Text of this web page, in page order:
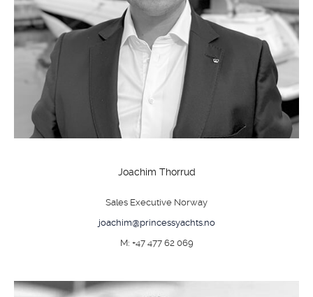
Joachim Thorrud
Sales Executive Norway
joachim@princessyachts.no
M: +47 477 62 069